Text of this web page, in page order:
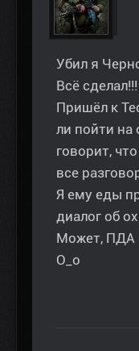
Убил я
Всё сделал!!!
Пришёл к
ли пойти на
говорит,
все
Я ему еды
диалог об
Может, ПДА
О_о